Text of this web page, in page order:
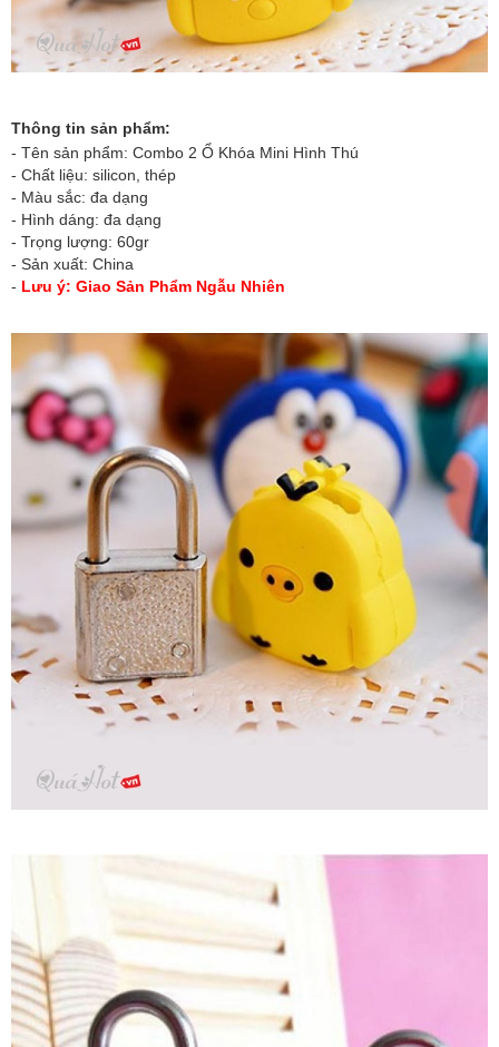
Thông tin sản phẩm:
- Tên sản phẩm: Combo 2 Ổ Khóa Mini Hình Thú
- Chất liệu: silicon, thép
- Màu sắc: đa dạng
- Hình dáng: đa dạng
- Trọng lượng: 60gr
- Sản xuất: China
- Lưu ý: Giao Sản Phẩm Ngẫu Nhiên